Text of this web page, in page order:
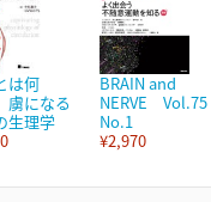
は何
になる
生理学
BRAIN and
NERVE Vol.75
No.1
¥2,970